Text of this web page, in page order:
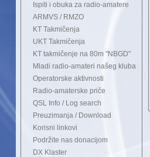
Ispiti i obuka za radio-amatere
ARMVS / RMZO
KT Takmičenja
UKT Takmičenja
KT takmičenje na 80m "NBGD"
Mladi radio-amateri našeg kluba
Operatorske aktivnosti
Radio-amaterske priče
QSL Info / Log search
Preuzimanja / Download
Korisni linkovi
Podržite nas donacijom
DX Klaster